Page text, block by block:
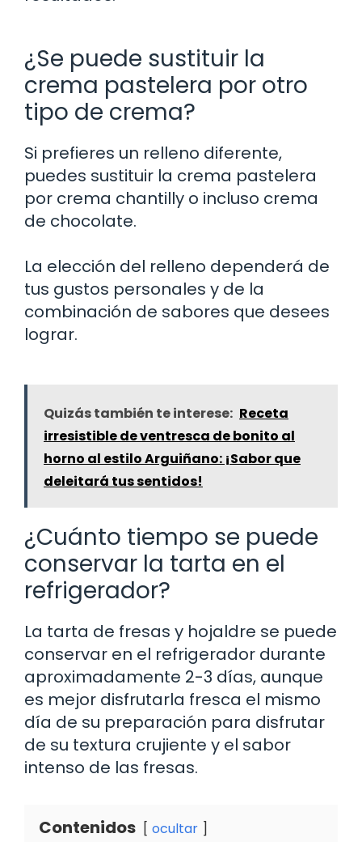
¿Se puede sustituir la
crema pastelera por otro
tipo de crema?
Si prefieres un relleno diferente,
puedes sustituir la crema pastelera
por crema chantilly o incluso crema
de chocolate.
La elección del relleno dependerá de
tus gustos personales y de la
combinación de sabores que desees
lograr.
Quizás también te interese: Receta
irresistible de ventresca de bonito al
horno al estilo Arguiñano: ¡Sabor que
deleitará tus sentidos!
¿Cuánto tiempo se puede
conservar la tarta en el
refrigerador?
La tarta de fresas y hojaldre se puede
conservar en el refrigerador durante
aproximadamente 2-3 días, aunque
es mejor disfrutarla fresca el mismo
día de su preparación para disfrutar
de su textura crujiente y el sabor
intenso de las fresas.
Contenidos ocultar